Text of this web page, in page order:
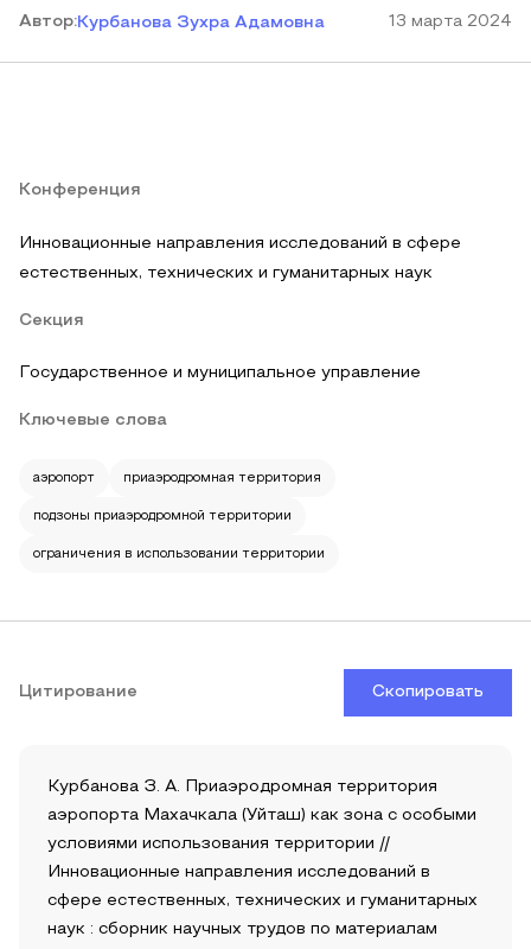
Автор:Курбанова Зухра Адамовна 13 марта 2024
Конференция
Инновационные направления исследований в сфере
естественных, технических и гуманитарных наук
Секция
Государственное и муниципальное управление
Ключевые слова
аэропорт приаэродромная территория
подзоны приаэродромной территории
ограничения в использовании территории
Цитирование Скопировать
Курбанова З. А. Приаэродромная территория
аэропорта Махачкала (Уйташ) как зона с особыми
условиями использования территории //
Инновационные направления исследований в
сфере естественных, технических и гуманитарных
наук : сборник научных трудов по материалам